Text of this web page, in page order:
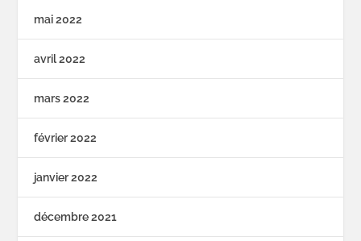
mai 2022
avril 2022
mars 2022
février 2022
janvier 2022
décembre 2021